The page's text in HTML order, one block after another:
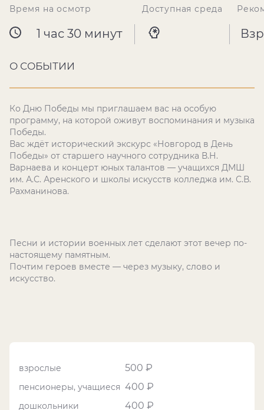
Время на осмотр
1 час 30 минут
Доступная среда
О СОБЫТИИ
Ко Дню Победы мы приглашаем вас на особую
программу, на которой оживут воспоминания и музыка
Победы.
Вас ждёт исторический экскурс «Новгород в День
Победы» от старшего научного сотрудника В.Н.
Варнаева и концерт юных талантов — учащихся ДМШ
им. А.С. Аренского и школы искусств колледжа им. С.В.
Рахманинова.
Песни и истории военных лет сделают этот вечер по-
настоящему памятным.
Почтим героев вместе — через музыку, слово и
искусство.
взрослые 500 ₽
пенсионеры, учащиеся 400 ₽
дошкольники 400 ₽